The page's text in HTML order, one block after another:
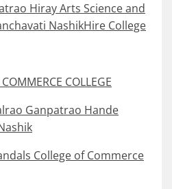
Hiray Arts Science and
NashikHire College
COLLEGE
Ganpatrao Hande
College of Commerce